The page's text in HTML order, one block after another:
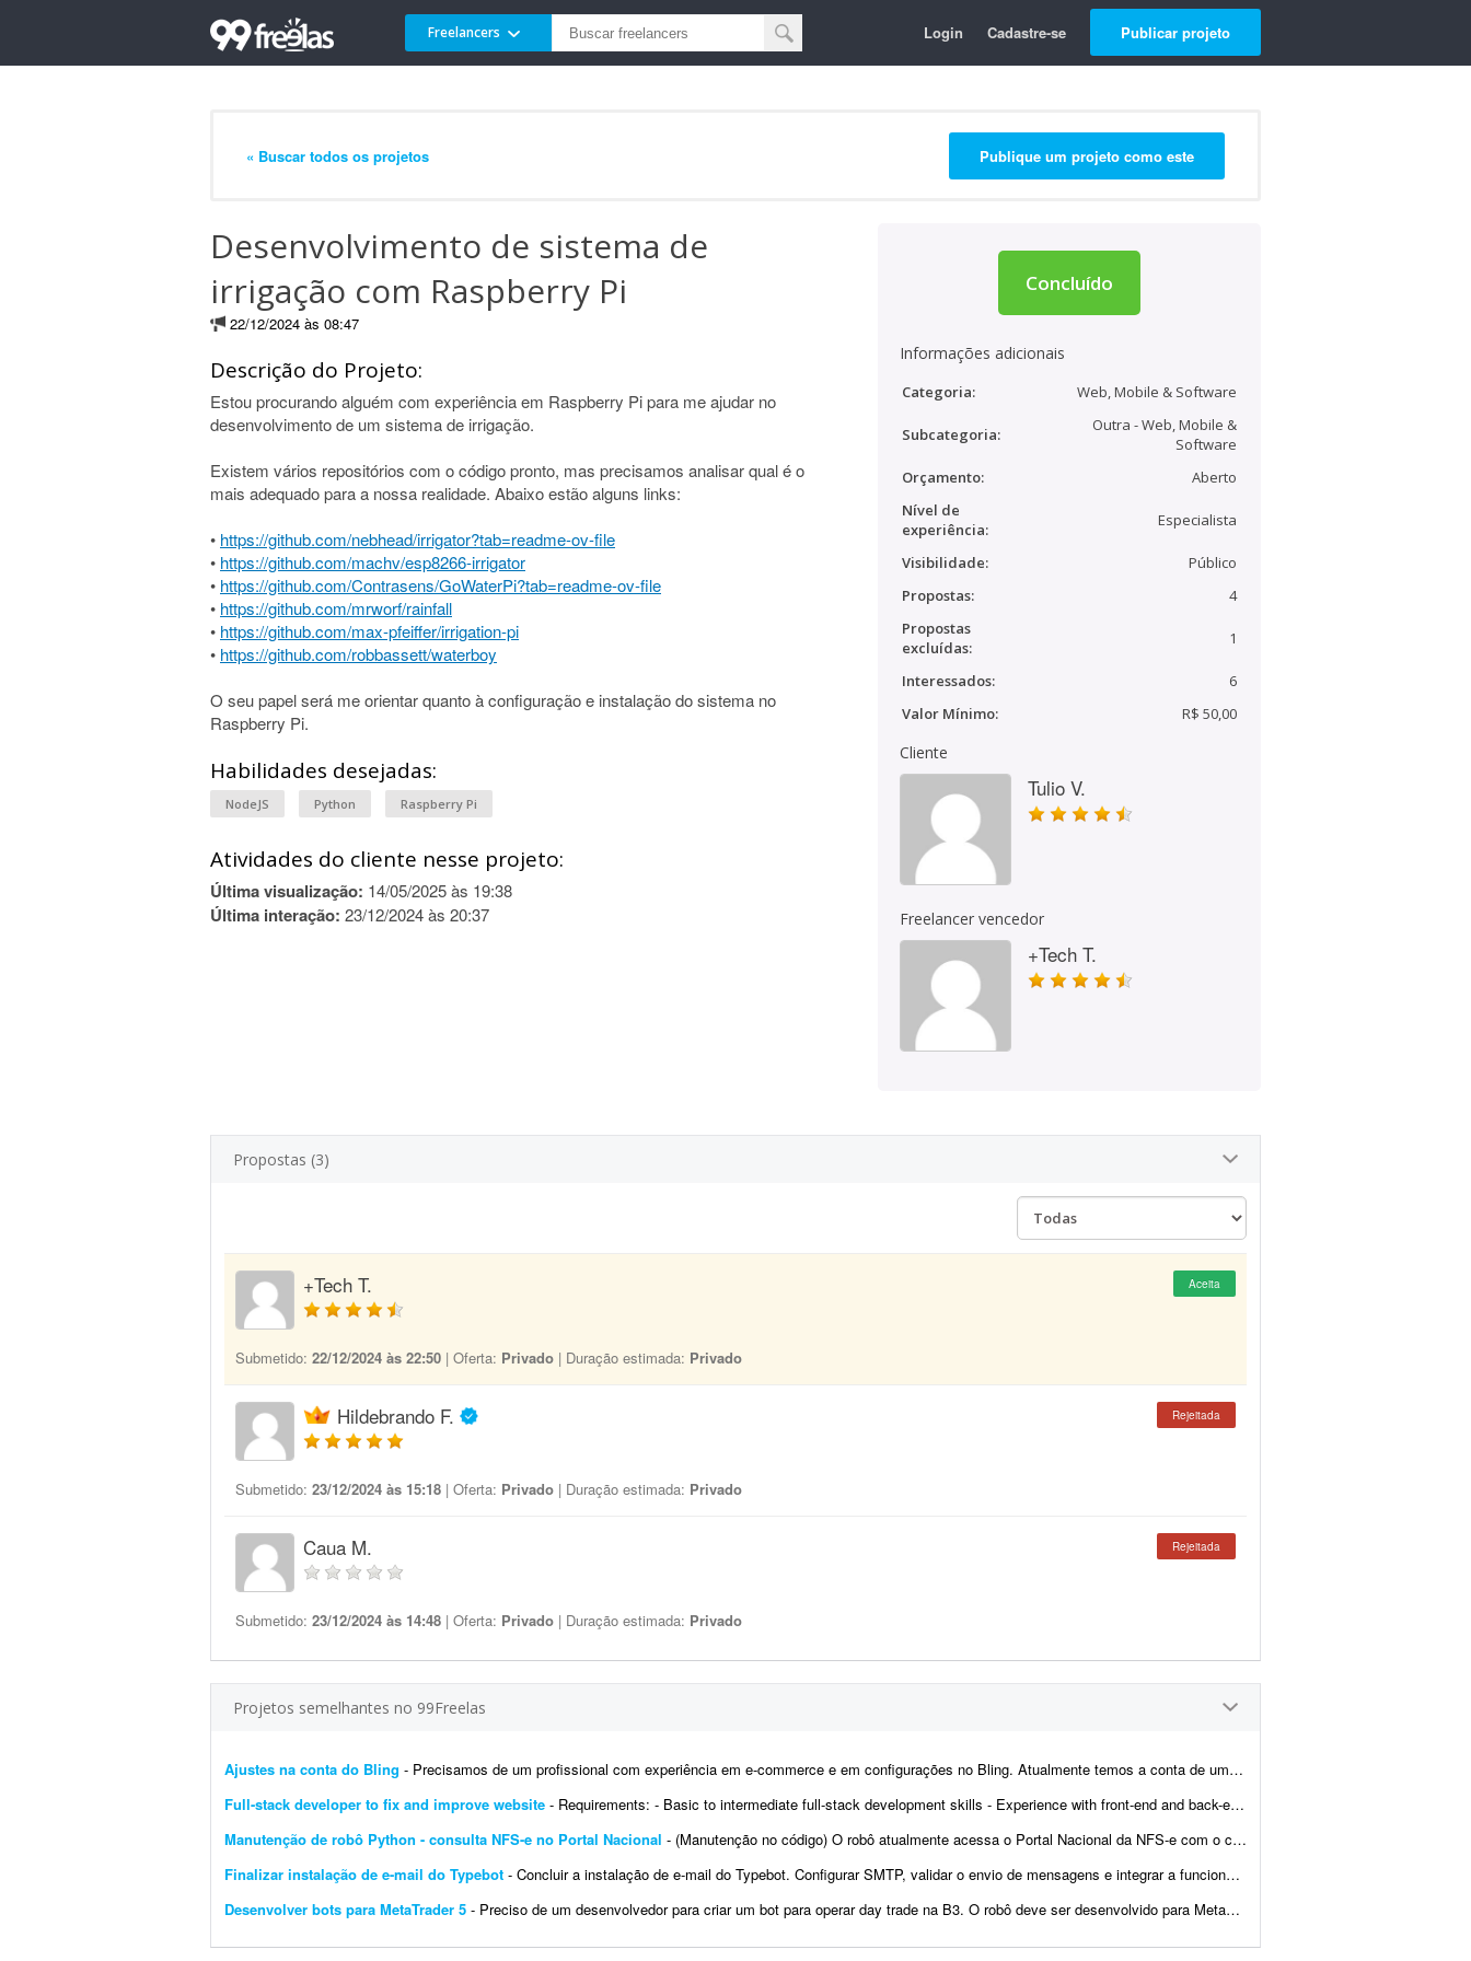
Freelancers Login Cadastre-se Publicar projeto
« Buscar todos os projetos Publique um projeto como este
Desenvolvimento de sistema de
irrigação com Raspberry Pi
22/12/2024 às 08:47
Descrição do Projeto:
Estou procurando alguém com experiência em Raspberry Pi para me ajudar no
desenvolvimento de um sistema de irrigação.
Existem vários repositórios com o código pronto, mas precisamos analisar qual é o
mais adequado para a nossa realidade. Abaixo estão alguns links:
• https://github.com/nebhead/irrigator?tab=readme-ov-file
• https://github.com/machv/esp8266-irrigator
• https://github.com/Contrasens/GoWaterPi?tab=readme-ov-file
• https://github.com/mrworf/rainfall
• https://github.com/max-pfeiffer/irrigation-pi
• https://github.com/robbassett/waterboy
O seu papel será me orientar quanto à configuração e instalação do sistema no
Raspberry Pi.
Habilidades desejadas:
NodeJS Python Raspberry Pi
Atividades do cliente nesse projeto:
Última visualização: 14/05/2025 às 19:38
Última interação: 23/12/2024 às 20:37
Concluído
Informações adicionais
Categoria: Web, Mobile & Software
Subcategoria:
Outra - Web, Mobile &
Software
Orçamento:
Aberto
Nível de
experiência:
Especialista
Visibilidade:
Público
Propostas:
4
Propostas
excluídas:
1
Interessados:
6
Valor Mínimo:
R$ 50,00
Cliente
Tulio V.
Freelancer vencedor
+Tech T.
Propostas (3)
+Tech T. Aceita
Submetido: 22/12/2024 às 22:50 | Oferta: Privado | Duração estimada: Privado
Hildebrando F. Rejeitada
Submetido: 23/12/2024 às 15:18 | Oferta: Privado | Duração estimada: Privado
Caua M. Rejeitada
Submetido: 23/12/2024 às 14:48 | Oferta: Privado | Duração estimada: Privado
Projetos semelhantes no 99Freelas
Ajustes na conta do Bling - Precisamos de um profissional com experiência em e-commerce e em configurações no Bling. Atualmente temos a conta de um cliente integrada com loja própria, Mercado Livre,...
Full-stack developer to fix and improve website - Requirements: - Basic to intermediate full-stack development skills - Experience with front-end and back-end web development - Ability to troubleshoot bugs and make small improvements - Good commu...
Manutenção de robô Python - consulta NFS-e no Portal Nacional - (Manutenção no código) O robô atualmente acessa o Portal Nacional da NFS-e com o certificado digital de cada empresa, confere se as notas emitidas no mês batem com...
Finalizar instalação de e-mail do Typebot - Concluir a instalação de e-mail do Typebot. Configurar SMTP, validar o envio de mensagens e integrar a funcionalidade com a instância atual. Entregar documentação ...
Desenvolver bots para MetaTrader 5 - Preciso de um desenvolvedor para criar um bot para operar day trade na B3. O robô deve ser desenvolvido para MetaTrader 5. Por favor, apresente exemplos de bots já desenvolvidos, bem ...